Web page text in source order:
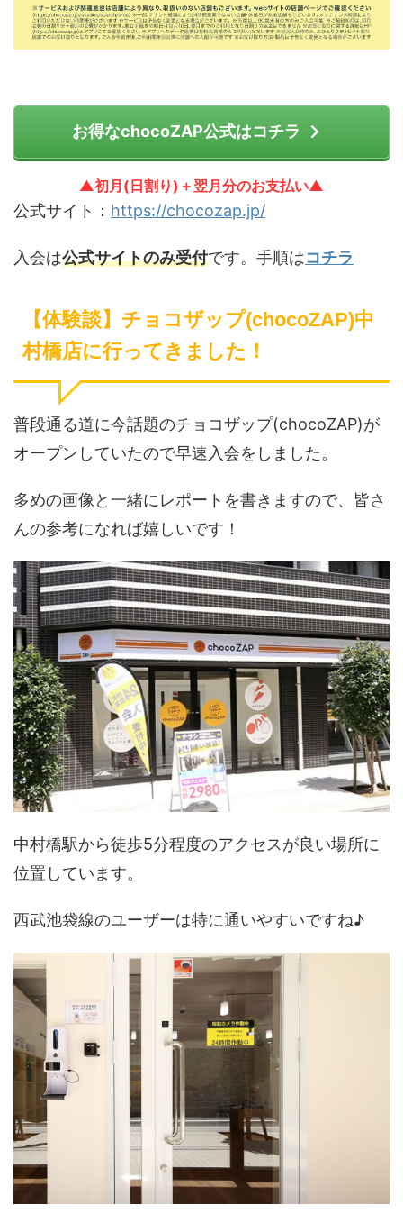
お得なchocoZAP公式はコチラ
▲初月(日割り)＋翌月分のお支払い▲
公式サイト： https://chocozap.jp/
入会は公式サイトのみ受付です。手順はコチラ
【体験談】チョコザップ(chocoZAP)中
村橋店に行ってきました！
普段通る道に今話題のチョコザップ(chocoZAP)が
オープンしていたので早速入会をしました。
多めの画像と一緒にレポートを書きますので、皆さ
んの参考になれば嬉しいです！
中村橋駅から徒歩5分程度のアクセスが良い場所に
位置しています。
西武池袋線のユーザーは特に通いやすいですね♪